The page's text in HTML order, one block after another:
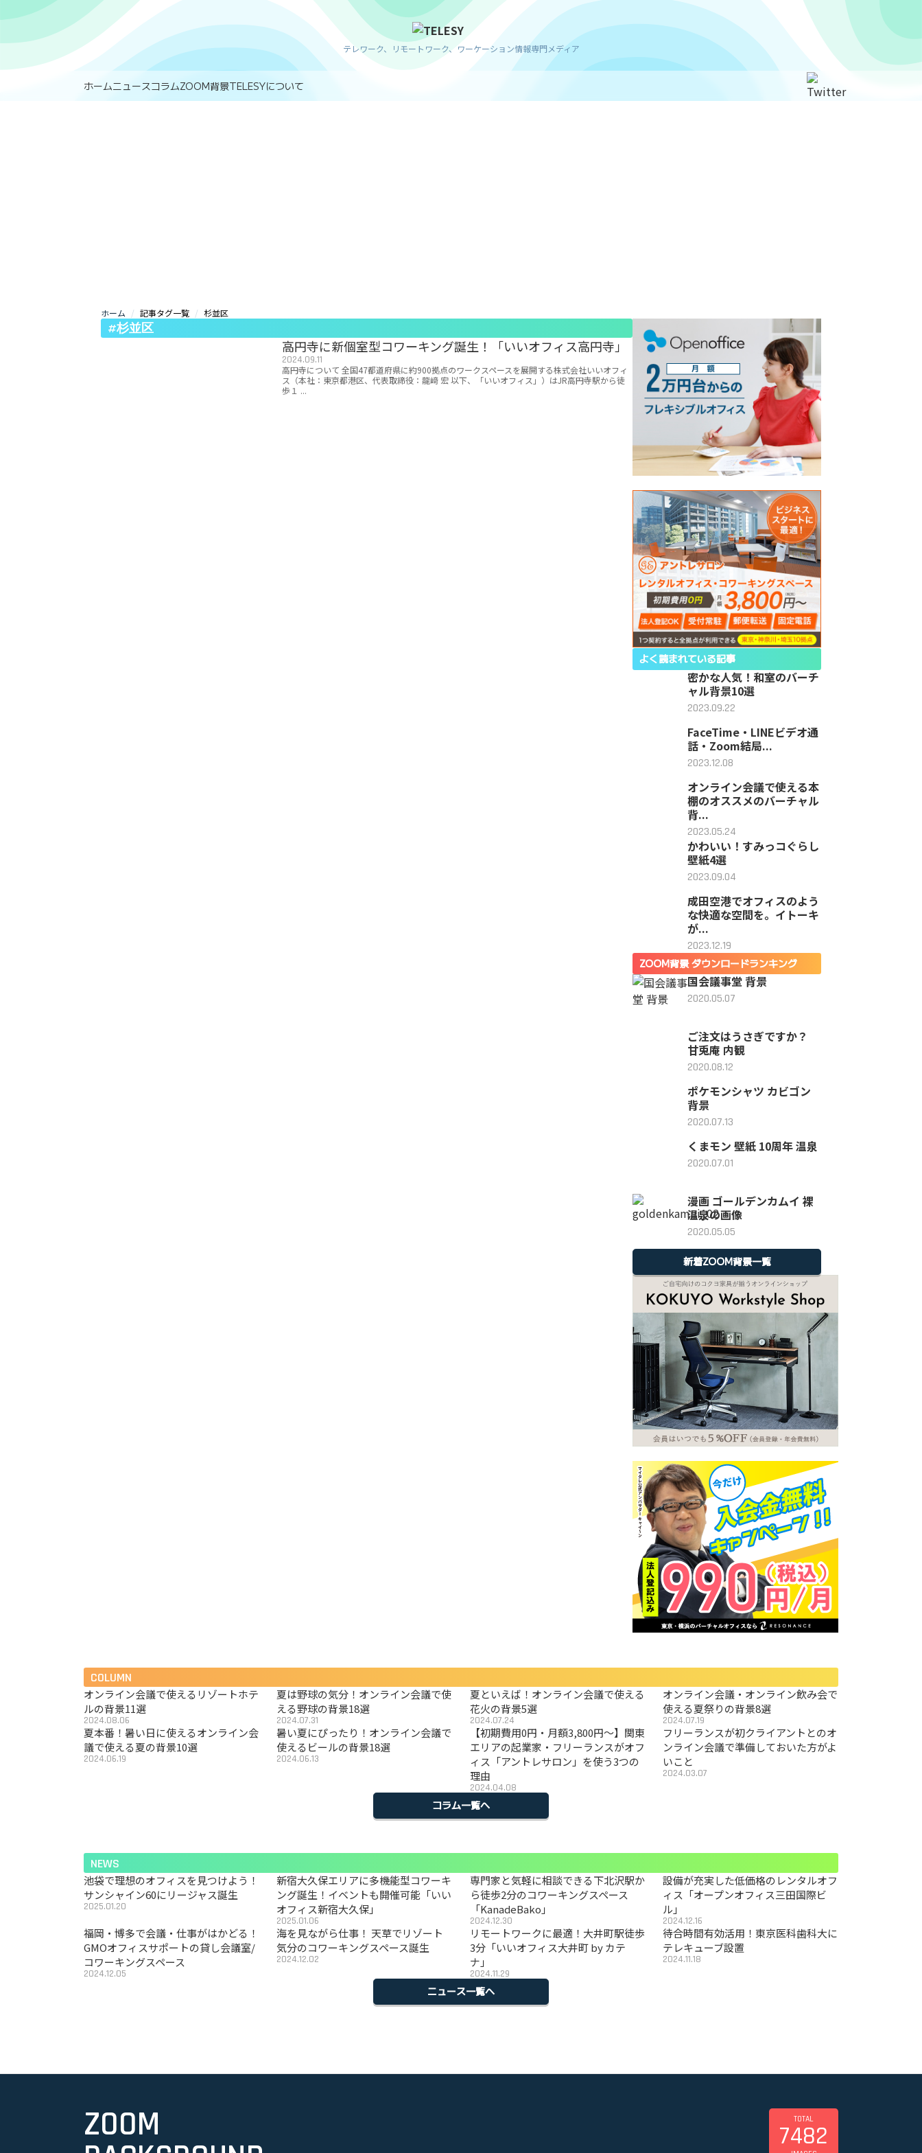
テレワーク、リモートワーク、ワーケーション情報専門メディア
ホームニュースコラムZOOM背景TELESYについて
ホーム 記事タグ一覧 杉並区
#杉並区
高円寺に新個室型コワーキング誕生！「いいオフィス高円寺」
2024.09.11
高円寺について 全国47都道府県に約900拠点のワークスペースを展開する株式会社いいオフィ
ス（本社：東京都港区、代表取締役：龍﨑 宏 以下、「いいオフィス」）はJR高円寺駅から徒
歩１ ...
よく読まれている記事
密かな人気！和室のバーチ
ャル背景10選
2023.09.22
FaceTime・LINEビデオ通
話・Zoom結局...
2023.12.08
オンライン会議で使える本
棚のオススメのバーチャル
背...
2023.05.24
かわいい！すみっコぐらし
壁紙4選
2023.09.04
成田空港でオフィスのよう
な快適な空間を。イトーキ
が...
2023.12.19
ZOOM背景 ダウンロードランキング
国会議事堂 背景
2020.05.07
ご注文はうさぎですか？
甘兎庵 内観
2020.08.12
ポケモンシャツ カビゴン
背景
2020.07.13
くまモン 壁紙 10周年 温泉
2020.07.01
漫画 ゴールデンカムイ 裸
温泉の画像
2020.05.05
新着ZOOM背景一覧
COLUMN
オンライン会議で使えるリゾートホテ
ルの背景11選
2024.08.06
夏は野球の気分！オンライン会議で使
える野球の背景18選
2024.07.31
夏といえば！オンライン会議で使える
花火の背景5選
2024.07.24
オンライン会議・オンライン飲み会で
使える夏祭りの背景8選
2024.07.19
夏本番！暑い日に使えるオンライン会
議で使える夏の背景10選
2024.06.19
暑い夏にぴったり！オンライン会議で
使えるビールの背景18選
2024.06.13
【初期費用0円・月額3,800円〜】関東
エリアの起業家・フリーランスがオフ
ィス「アントレサロン」を使う3つの
理由
2024.04.08
フリーランスが初クライアントとのオ
ンライン会議で準備しておいた方がよ
いこと
2024.03.07
コラム一覧へ
NEWS
池袋で理想のオフィスを見つけよう！
サンシャイン60にリージャス誕生
2025.01.20
新宿大久保エリアに多機能型コワーキ
ング誕生！イベントも開催可能「いい
オフィス新宿大久保」
2025.01.06
専門家と気軽に相談できる下北沢駅か
ら徒歩2分のコワーキングスペース
「KanadeBako」
2024.12.30
設備が充実した低価格のレンタルオフ
ィス「オープンオフィス三田国際ビ
ル」
2024.12.16
福岡・博多で会議・仕事がはかどる！
GMOオフィスサポートの貸し会議室/
コワーキングスペース
2024.12.05
海を見ながら仕事！ 天草でリゾート
気分のコワーキングスペース誕生
2024.12.02
リモートワークに最適！大井町駅徒歩
3分「いいオフィス大井町 by カテ
ナ」
2024.11.29
待合時間有効活用！東京医科歯科大に
テレキューブ設置
2024.11.18
ニュース一覧へ
ZOOM TOTAL
7482